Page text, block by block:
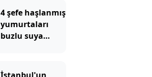
4 şefe haşlanmış
yumurtaları
buzlu suya
olmadığı